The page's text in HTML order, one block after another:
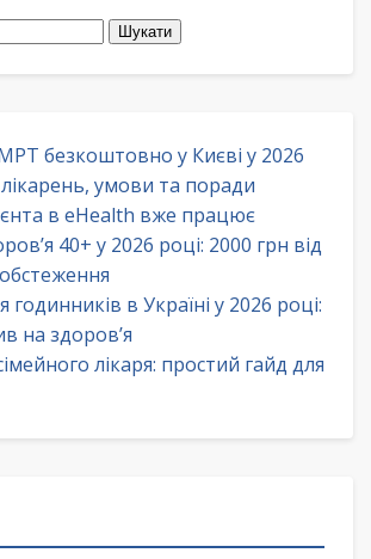
безкоштовно у Києві у 2026
лікарень, умови та поради
в eHealth вже працює
40+ у 2026 році: 2000 грн від
в Україні у 2026 році:
на здоров’я
лікаря: простий гайд для